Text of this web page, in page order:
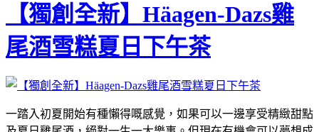
【獨創全新】Häagen-Dazs雞
尾酒雪糕夏日下午茶
一踏入初夏開始有種懶得嘅感覺，如果可以一邊享受精緻甜點